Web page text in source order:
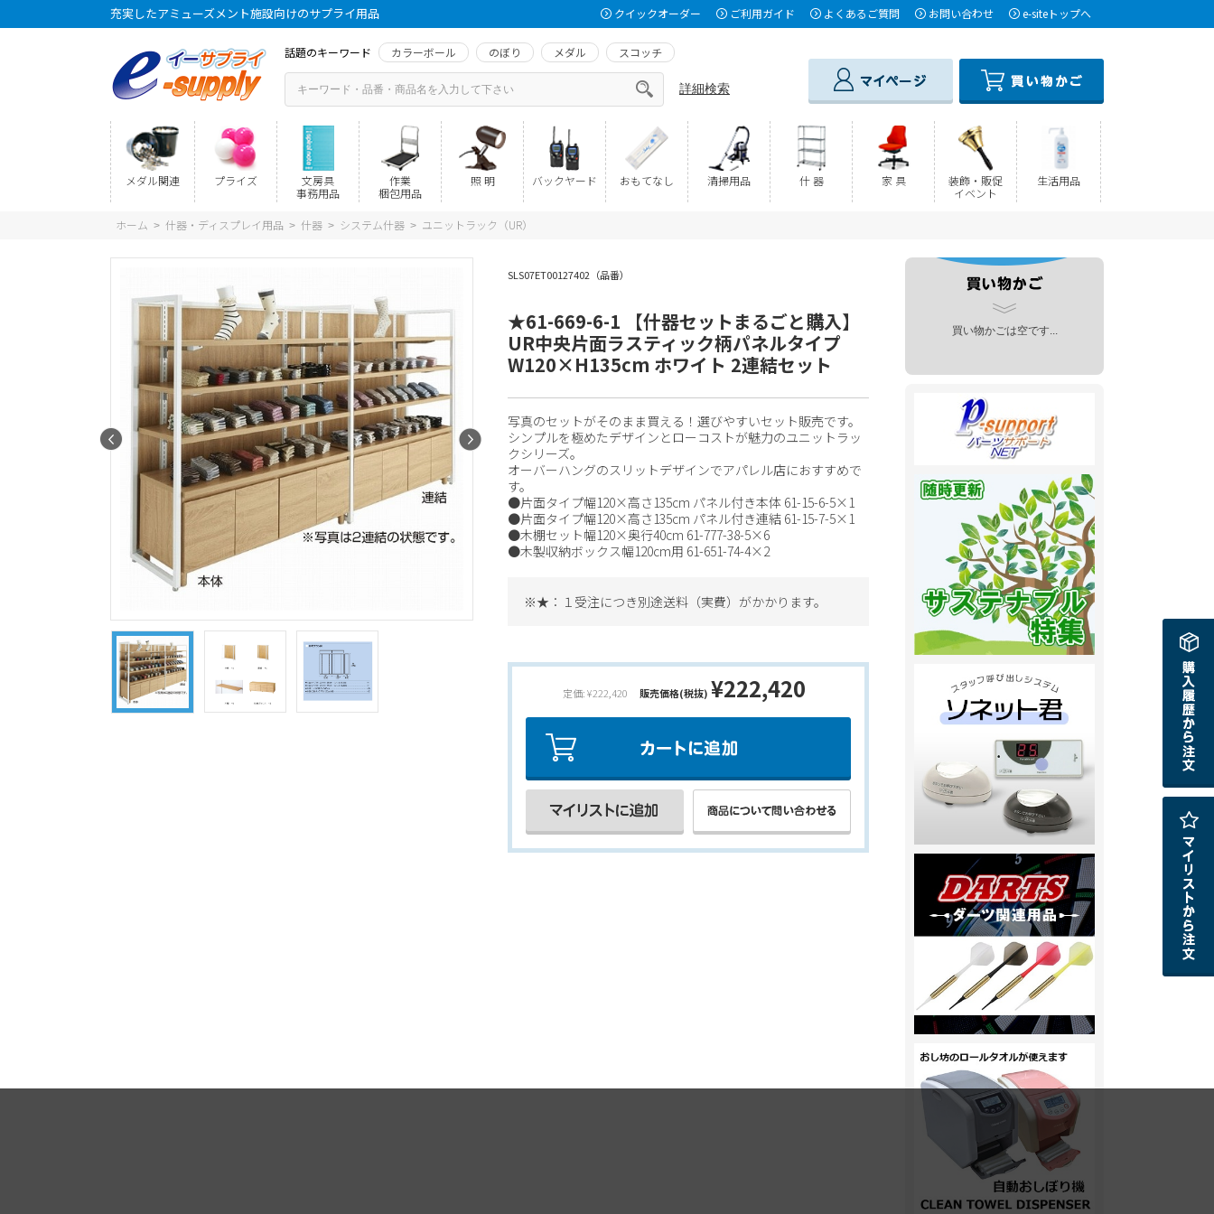
充実したアミューズメント施設向けのサプライ用品 クイックオーダー ご利用ガイド よくあるご質問 お問い合わせ e-siteトップへ
話題のキーワード カラーボール のぼり メダル スコッチ
詳細検索
メダル関連 プライズ
文房具
事務用品
作業
梱包用品
照 明 バックヤード おもてなし 清掃用品 什 器 家 具
装飾・販促
イベント
生活用品
ホーム > 什器・ディスプレイ用品 > 什器 > システム什器 > ユニットラック（UR）
SLS07ET00127402（品番）
★61-669-6-1 【什器セットまるごと購入】
UR中央片面ラスティック柄パネルタイプ
W120×H135cm ホワイト 2連結セット
写真のセットがそのまま買える！選びやすいセット販売です。
シンプルを極めたデザインとローコストが魅力のユニットラッ
クシリーズ。
オーバーハングのスリットデザインでアパレル店におすすめで
す。
●片面タイプ幅120×高さ135cm パネル付き本体 61-15-6-5×1
●片面タイプ幅120×高さ135cm パネル付き連結 61-15-7-5×1
●木棚セット幅120×奥行40cm 61-777-38-5×6
●木製収納ボックス幅120cm用 61-651-74-4×2
※★：１受注につき別途送料（実費）がかかります。
定価: ¥222,420 販売価格(税抜) ¥222,420
買い物かごは空です...